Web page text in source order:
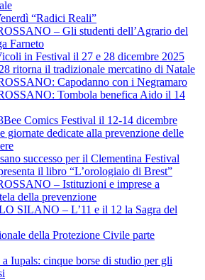
“Radici Reali”
– Gli studenti dell’Agrario del
Farneto
in Festival il 27 e 28 dicembre 2025
ritorna il tradizionale mercatino di Natale
Capodanno con i Negramaro
Tombola benefica Aido il 14
Comics Festival il 12-14 dicembre
dedicate alla prevenzione delle
successo per il Clementina Festival
il libro “L’orologiaio di Brest”
– Istituzioni e imprese a
della prevenzione
SILANO – L’11 e il 12 la Sagra del
della Protezione Civile parte
Iupals: cinque borse di studio per gli